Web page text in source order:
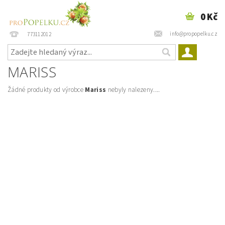
773112012 info@propopelku.cz
0 Kč
MARISS
Žádné produkty od výrobce Mariss nebyly nalezeny....